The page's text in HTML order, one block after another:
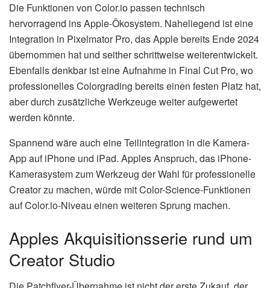
Die Funktionen von Color.io passen technisch
hervorragend ins Apple-Ökosystem. Naheliegend ist eine
Integration in Pixelmator Pro, das Apple bereits Ende 2024
übernommen hat und seither schrittweise weiterentwickelt.
Ebenfalls denkbar ist eine Aufnahme in Final Cut Pro, wo
professionelles Colorgrading bereits einen festen Platz hat,
aber durch zusätzliche Werkzeuge weiter aufgewertet
werden könnte.
Spannend wäre auch eine Teilintegration in die Kamera-
App auf iPhone und iPad. Apples Anspruch, das iPhone-
Kamerasystem zum Werkzeug der Wahl für professionelle
Creator zu machen, würde mit Color-Science-Funktionen
auf Color.io-Niveau einen weiteren Sprung machen.
Apples Akquisitionsserie rund um
Creator Studio